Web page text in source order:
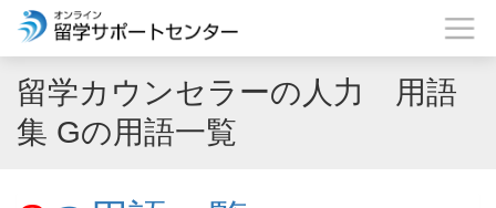
留学カウンセラーの人力 用語
集 Gの用語一覧